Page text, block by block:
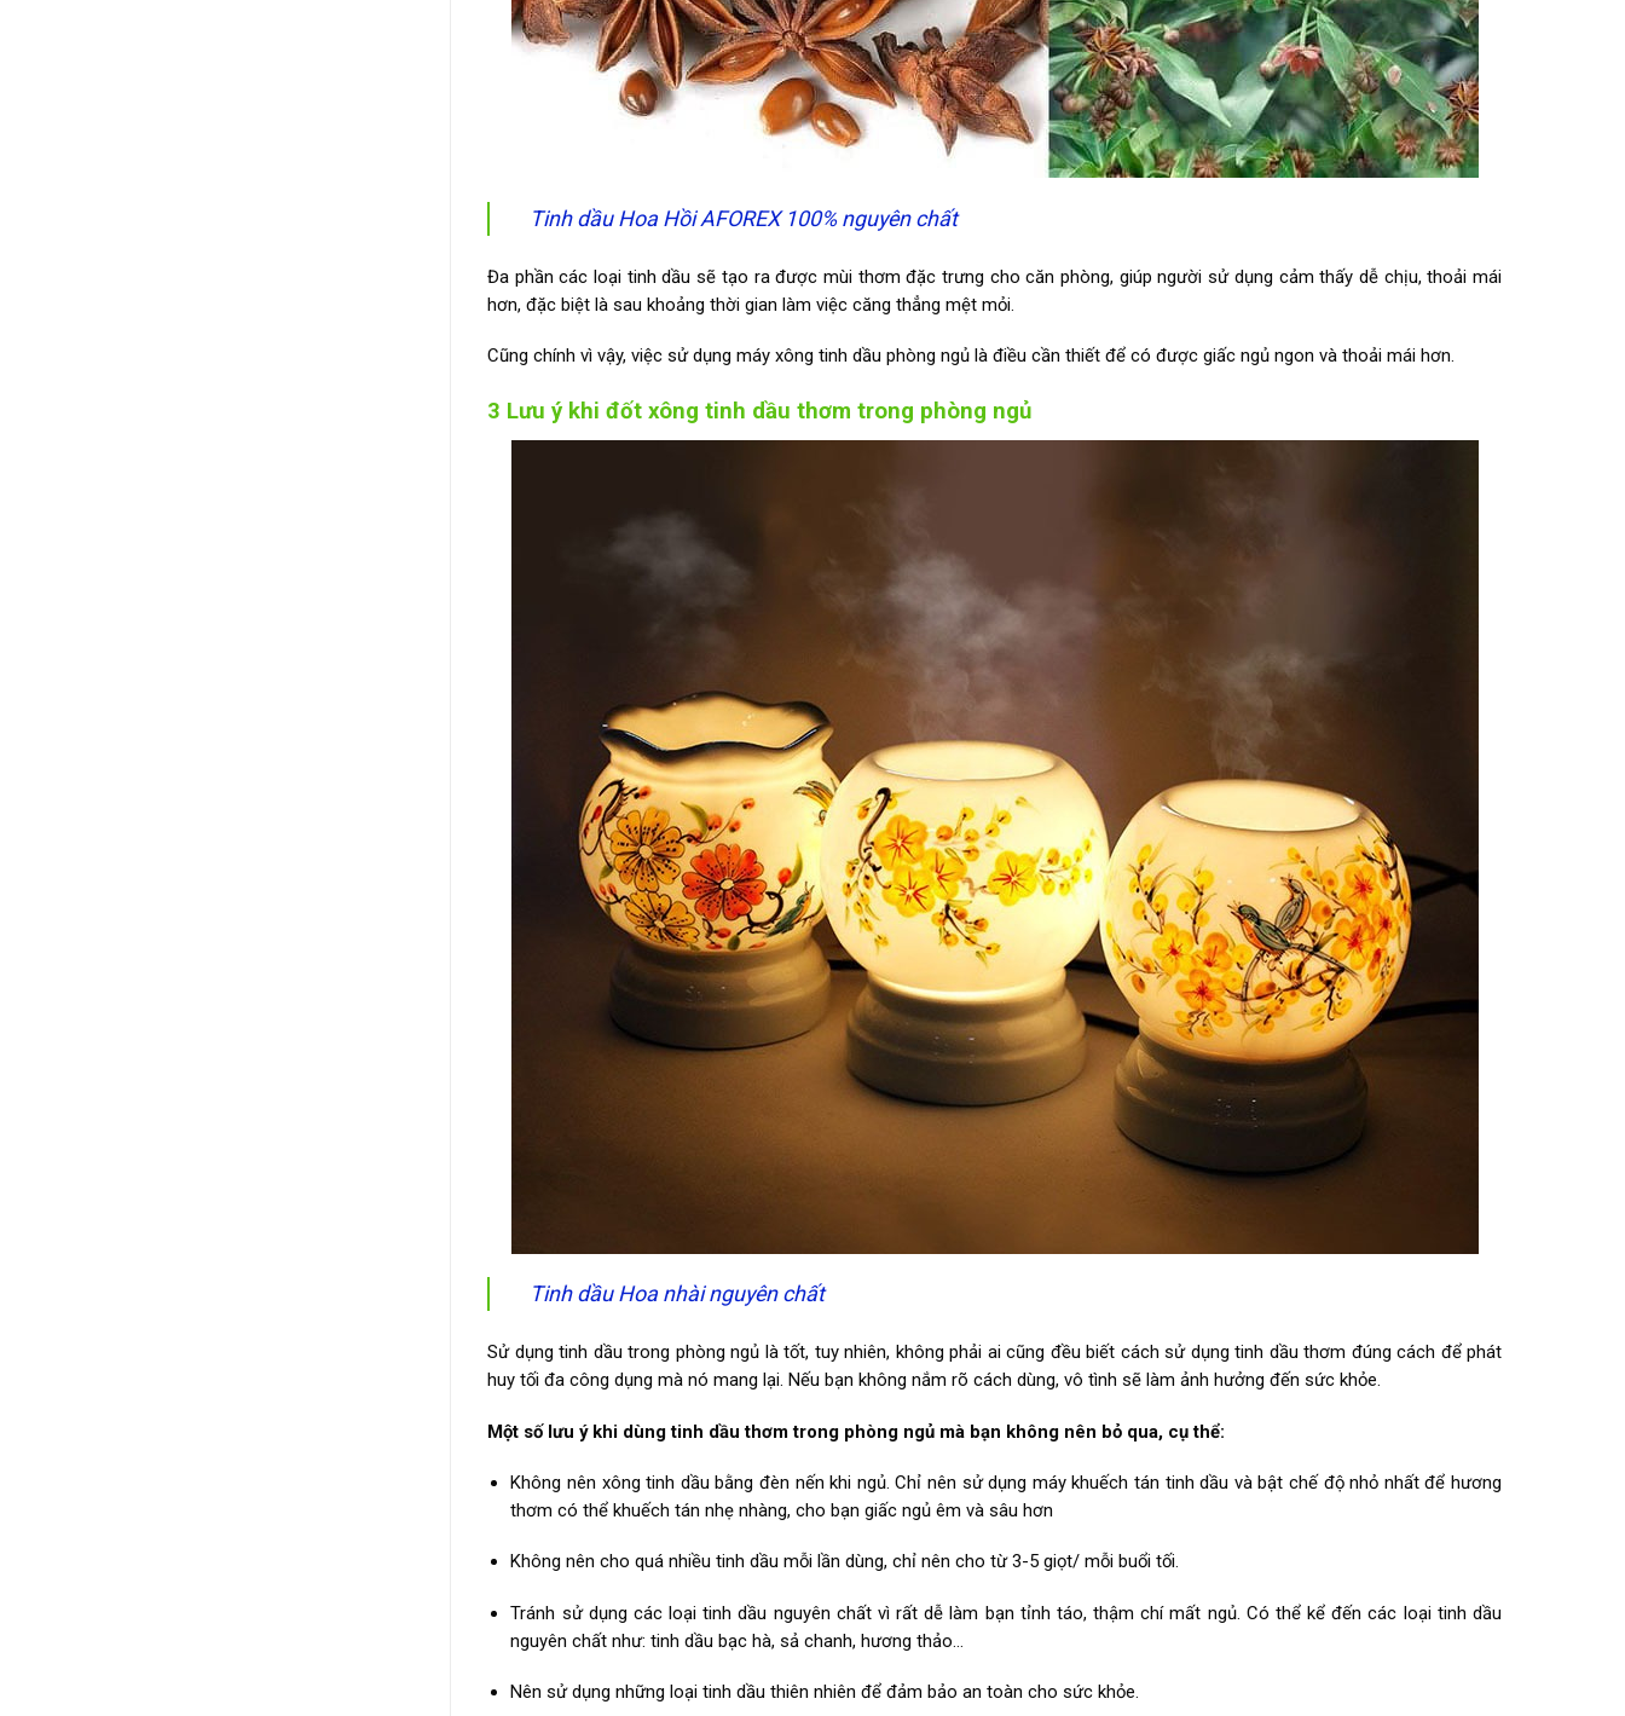
Tinh dầu Hoa Hồi AFOREX 100% nguyên chất
Đa phần các loại tinh dầu sẽ tạo ra được mùi thơm đặc trưng cho căn phòng, giúp người sử dụng cảm thấy dễ chịu, thoải mái
hơn, đặc biệt là sau khoảng thời gian làm việc căng thẳng mệt mỏi.
Cũng chính vì vậy, việc sử dụng máy xông tinh dầu phòng ngủ là điều cần thiết để có được giấc ngủ ngon và thoải mái hơn.
3 Lưu ý khi đốt xông tinh dầu thơm trong phòng ngủ
Tinh dầu Hoa nhài nguyên chất
Sử dụng tinh dầu trong phòng ngủ là tốt, tuy nhiên, không phải ai cũng đều biết cách sử dụng tinh dầu thơm đúng cách để phát
huy tối đa công dụng mà nó mang lại. Nếu bạn không nắm rõ cách dùng, vô tình sẽ làm ảnh hưởng đến sức khỏe.
Một số lưu ý khi dùng tinh dầu thơm trong phòng ngủ mà bạn không nên bỏ qua, cụ thể:
Không nên xông tinh dầu bằng đèn nến khi ngủ. Chỉ nên sử dụng máy khuếch tán tinh dầu và bật chế độ nhỏ nhất để hương
thơm có thể khuếch tán nhẹ nhàng, cho bạn giấc ngủ êm và sâu hơn
Không nên cho quá nhiều tinh dầu mỗi lần dùng, chỉ nên cho từ 3-5 giọt/ mỗi buổi tối.
Tránh sử dụng các loại tinh dầu nguyên chất vì rất dễ làm bạn tỉnh táo, thậm chí mất ngủ. Có thể kể đến các loại tinh dầu
nguyên chất như: tinh dầu bạc hà, sả chanh, hương thảo…
Nên sử dụng những loại tinh dầu thiên nhiên để đảm bảo an toàn cho sức khỏe.